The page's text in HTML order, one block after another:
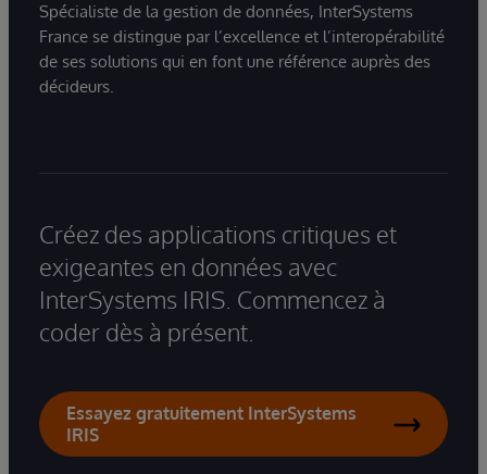
Spécialiste de la gestion de données, InterSystems
France se distingue par l’excellence et l’interopérabilité
de ses solutions qui en font une référence auprès des
décideurs.
Créez des applications critiques et
exigeantes en données avec
InterSystems IRIS. Commencez à
coder dès à présent.
Essayez gratuitement InterSystems
IRIS